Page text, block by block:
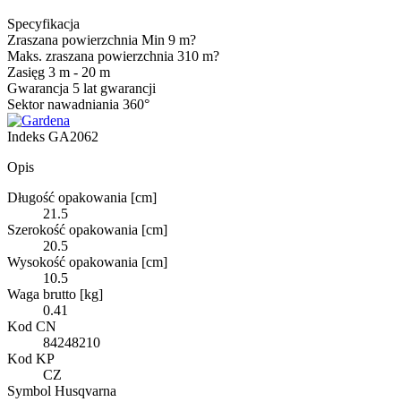
Specyfikacja
Zraszana powierzchnia Min 9 m?
Maks. zraszana powierzchnia 310 m?
Zasięg 3 m - 20 m
Gwarancja 5 lat gwarancji
Sektor nawadniania 360°
Indeks GA2062
Opis
Długość opakowania [cm]
21.5
Szerokość opakowania [cm]
20.5
Wysokość opakowania [cm]
10.5
Waga brutto [kg]
0.41
Kod CN
84248210
Kod KP
CZ
Symbol Husqvarna